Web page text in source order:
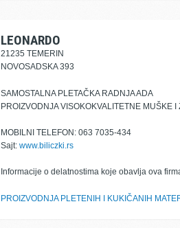
LEONARDO
21235 TEMERIN
NOVOSADSKA 393
SAMOSTALNA PLETAČKA RADNJA ADA
PROIZVODNJA VISOKOKVALITETNE MUŠKE
MOBILNI TELEFON: 063 7035-434
Sajt: www.biliczki.rs
Informacije o delatnostima koje obavlja ova
PROIZVODNJA PLETENIH I KUKIČANIH